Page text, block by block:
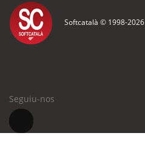
Softcatalà © 1998-2026
Seguiu-nos